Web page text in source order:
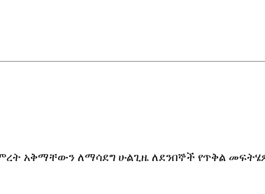
አቅማቸውን ለማሳደግ ሁልጊዜ ለደንበኞች የጥቅል